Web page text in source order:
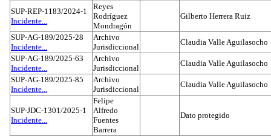
SUP-REP-1183/2024-1
Incidente...
Reyes
Rodríguez
Mondragón
Gilberto Herrera Ruiz
SUP-AG-189/2025-28
Incidente...
Archivo
Jurisdiccional
Claudia Valle Aguilasocho
SUP-AG-189/2025-63
Incidente...
Archivo
Jurisdiccional
Claudia Valle Aguilasocho
SUP-AG-189/2025-85
Incidente...
Archivo
Jurisdiccional
Claudia Valle Aguilasocho
SUP-JDC-1301/2025-1
Incidente...
Felipe
Alfredo
Fuentes
Barrera
Dato protegido